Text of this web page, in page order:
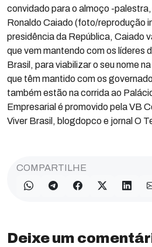
convidado para o almoço -
Ronaldo Caiado (foto/reprodução
presidência da República, Caiado
que vem mantendo com os líderes
Brasil, para viabilizar o seu nome
que têm mantido com os
também estão na corrida ao
Empresarial é promovido pela VB
Viver Brasil, blogdopco e jornal O
COMPARTILHE
Deixe um